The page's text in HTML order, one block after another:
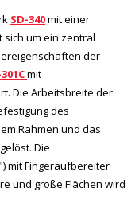
SD-340mit einer
sich um ein zentral
der
mit
Die Arbeitsbreite der
des
Rahmen und das
Die
mit Fingeraufbereiter
und große Flächen wird